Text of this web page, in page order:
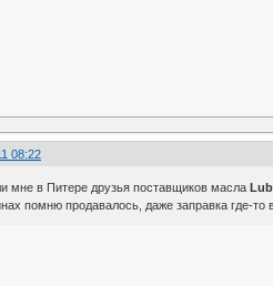
08:22
мне в Питере друзья поставщиков масла
помню продавалось, даже заправка где-